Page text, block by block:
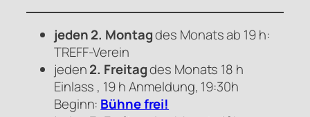
jeden 2. Montagdes Monats ab 19 h:
TREFF-Verein
jeden2. Freitagdes Monats 18 h
Einlass , 19 h Anmeldung, 19:30h
Beginn: Bühne frei!